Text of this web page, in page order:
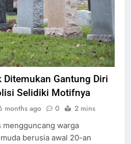
Ditemukan Gantung Diri
Selidiki Motifnya
months ago 0 2 mins
mengguncang warga
berusia awal 20-an